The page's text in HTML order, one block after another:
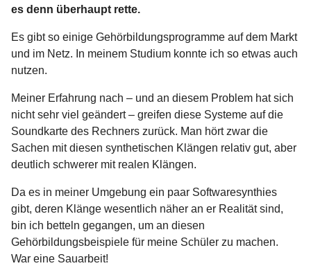
es denn überhaupt rette.
Es gibt so einige Gehörbildungsprogramme auf dem Markt
und im Netz. In meinem Studium konnte ich so etwas auch
nutzen.
Meiner Erfahrung nach – und an diesem Problem hat sich
nicht sehr viel geändert – greifen diese Systeme auf die
Soundkarte des Rechners zurück. Man hört zwar die
Sachen mit diesen synthetischen Klängen relativ gut, aber
deutlich schwerer mit realen Klängen.
Da es in meiner Umgebung ein paar Softwaresynthies
gibt, deren Klänge wesentlich näher an er Realität sind,
bin ich betteln gegangen, um an diesen
Gehörbildungsbeispiele für meine Schüler zu machen.
War eine Sauarbeit!